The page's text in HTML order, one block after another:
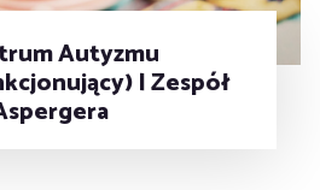
Autyzmu
| Zespół